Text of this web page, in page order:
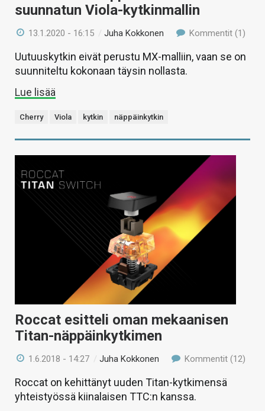
suunnatun Viola-kytkinmallin
13.1.2020 - 16:15 /Juha Kokkonen Kommentit (1)
Uutuuskytkin eivät perustu MX-malliin, vaan se on
suunniteltu kokonaan täysin nollasta.
Lue lisää
Cherry Viola kytkin näppäinkytkin
Roccat esitteli oman mekaanisen
Titan-näppäinkytkimen
1.6.2018 - 14:27 /Juha Kokkonen Kommentit (12)
Roccat on kehittänyt uuden Titan-kytkimensä
yhteistyössä kiinalaisen TTC:n kanssa.